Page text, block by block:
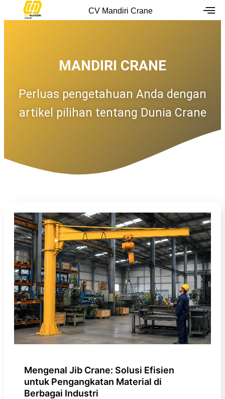
CV Mandiri Crane
MANDIRI CRANE
Perluas pengetahuan Anda dengan
artikel pilihan tentang Dunia Crane
Mengenal Jib Crane: Solusi Efisien
untuk Pengangkatan Material di
Berbagai Industri